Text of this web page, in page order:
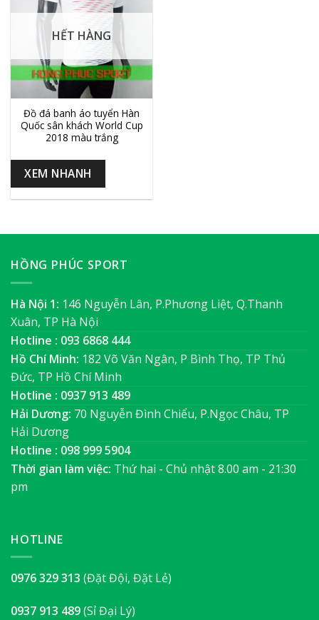
HẾT HÀNG
Đồ đá banh áo tuyển Hàn
Quốc sân khách World Cup
2018 màu trắng
XEM NHANH
HỒNG PHÚC SPORT
Hà Nội 1: 146 Nguyễn Lân, P.Phương Liệt, Q.Thanh
Xuân, TP Hà Nội
Hotline : 093 6868 444
Hồ Chí Minh: 182 Võ Văn Ngân, P Bình Thọ, TP Thủ
Đức, TP Hồ Chí Minh
Hotline : 0937 913 489
Hải Dương: 70 Nguyễn Đình Chiểu, P.Ngọc Châu, TP
Hải Dương
Hotline : 098 999 5904
Thời gian làm việc: Thứ hai - Chủ nhật 8.00 am - 21:30
pm
HOTLINE
0976 329 313 (Đặt Đội, Đặt Lẻ)
0937 913 489(Sỉ Đại Lý)